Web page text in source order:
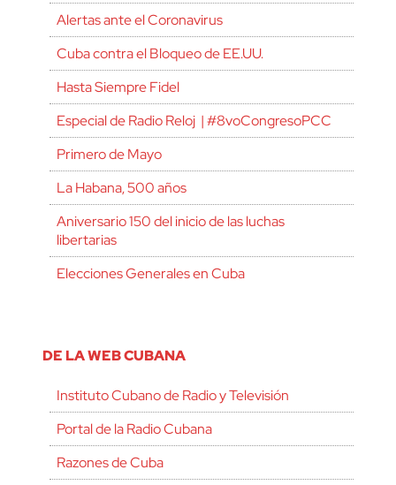
Alertas ante el Coronavirus
Cuba contra el Bloqueo de EE.UU.
Hasta Siempre Fidel
Especial de Radio Reloj | #8voCongresoPCC
Primero de Mayo
La Habana, 500 años
Aniversario 150 del inicio de las luchas
libertarias
Elecciones Generales en Cuba
DE LA WEB CUBANA
Instituto Cubano de Radio y Televisión
Portal de la Radio Cubana
Razones de Cuba